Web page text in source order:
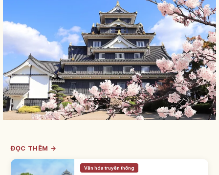
ĐỌC THÊM →
Văn hóa truyền thống